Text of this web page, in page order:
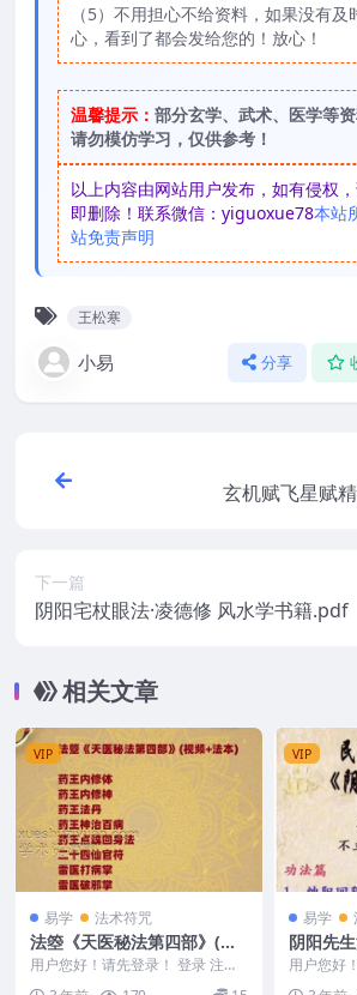
（5）不用担心不给资料，如果没有及
心，看到了都会发给您的！放心！
温馨提示： 部分玄学、武术、医学等
请勿模仿学习，仅供参考！
以上内容由网站用户发布，如有侵权
即删除！联系微信：yiguoxue78本站
站免责声明
王松寒
小易 分享
下一篇
阴阳宅杖眼法·凌德修 风水学书籍.pdf
相关文章
VIP
易学 法术符咒
法箜《天医秘法第四部》(视
频+法本)
用户您好！请先登录！ 登录 注册
法箜《天医秘法第四部》(视频+法
VIP
易学
阴阳先
清霂 民
生四期》
用户您好
最新道法